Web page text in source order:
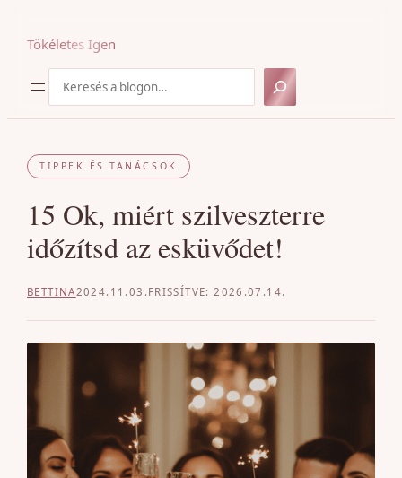
Tökéletes Igen
TIPPEK ÉS TANÁCSOK
15 Ok, miért szilveszterre
időzítsd az esküvődet!
BETTINA2024.11.03. 2026.07.14.